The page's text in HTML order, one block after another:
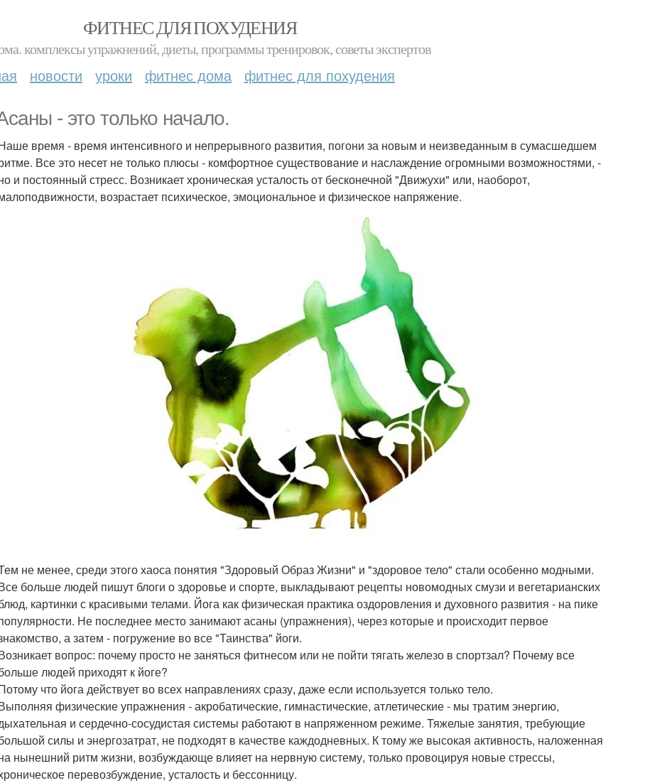
ФИТНЕС ДЛЯ ПОХУДЕНИЯ
комплексы упражнений, диеты, программы тренировок, советы экспертов
новости уроки фитнес дома фитнес для похудения
- это только начало.
время - время интенсивного и непрерывного развития, погони за новым и неизведанным в сумасшедшем
Все это несет не только плюсы - комфортное существование и наслаждение огромными возможностями, -
и постоянный стресс. Возникает хроническая усталость от бесконечной "Движухи" или, наоборот,
возрастает психическое, эмоциональное и физическое напряжение.
не менее, среди этого хаоса понятия "Здоровый Образ Жизни" и "здоровое тело" стали особенно модными.
больше людей пишут блоги о здоровье и спорте, выкладывают рецепты новомодных смузи и вегетарианских
картинки с красивыми телами. Йога как физическая практика оздоровления и духовного развития - на пике
Не последнее место занимают асаны (упражнения), через которые и происходит первое
а затем - погружение во все "Таинства" йоги.
вопрос: почему просто не заняться фитнесом или не пойти тягать железо в спортзал? Почему все
людей приходят к йоге?
что йога действует во всех направлениях сразу, даже если используется только тело.
физические упражнения - акробатические, гимнастические, атлетические - мы тратим энергию,
и сердечно-сосудистая системы работают в напряженном режиме. Тяжелые занятия, требующие
силы и энергозатрат, не подходят в качестве каждодневных. К тому же высокая активность, наложенная
нынешний ритм жизни, возбуждающе влияет на нервную систему, только провоцируя новые стрессы,
перевозбуждение, усталость и бессонницу.